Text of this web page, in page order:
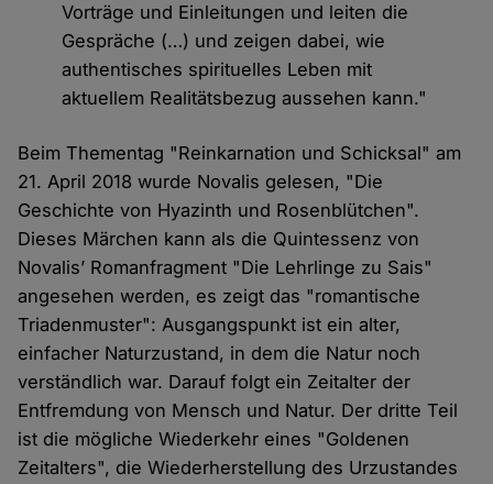
Vorträge und Einleitungen und leiten die
Gespräche (…) und zeigen dabei, wie
authentisches spirituelles Leben mit
aktuellem Realitätsbezug aussehen kann."
Beim Thementag "Reinkarnation und Schicksal" am
21. April 2018 wurde Novalis gelesen, "Die
Geschichte von Hyazinth und Rosenblütchen".
Dieses Märchen kann als die Quintessenz von
Novalis’ Romanfragment "Die Lehrlinge zu Sais"
angesehen werden, es zeigt das "romantische
Triadenmuster": Ausgangspunkt ist ein alter,
einfacher Naturzustand, in dem die Natur noch
verständlich war. Darauf folgt ein Zeitalter der
Entfremdung von Mensch und Natur. Der dritte Teil
ist die mögliche Wiederkehr eines "Goldenen
Zeitalters", die Wiederherstellung des Urzustandes